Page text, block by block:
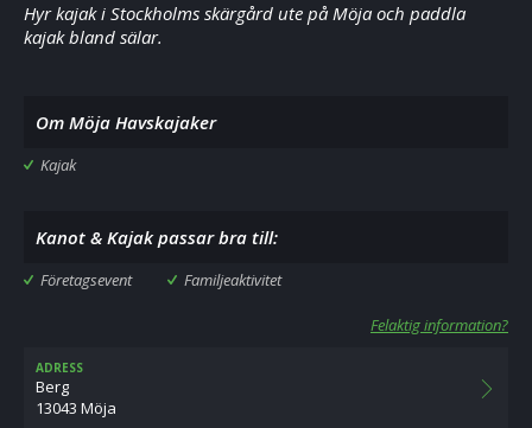
Hyr kajak i Stockholms skärgård ute på Möja och paddla
kajak bland sälar.
Om Möja Havskajaker
Kajak
Kanot & Kajak passar bra till:
Företagsevent Familjeaktivitet
Felaktig information?
ADRESS
Berg
13043 Möja